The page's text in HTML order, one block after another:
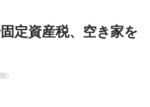
定資産税、空き家を
）